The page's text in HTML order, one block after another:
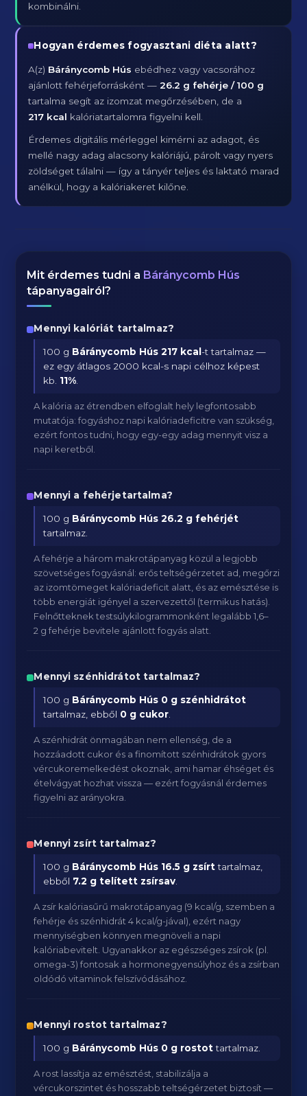
kombinálni.
Hogyan érdemes fogyasztani diéta alatt?
A(z) Báránycomb Hús ebédhez vagy vacsorához
ajánlott fehérjeforrásként —26.2 g fehérje / 100 g
tartalma segít az izomzat megőrzésében, de a
217 kcal kalóriatartalomra figyelni kell.
Érdemes digitális mérleggel kimérni az adagot, és
mellé nagy adag alacsony kalóriájú, párolt vagy nyers
zöldséget tálalni — így a tányér teljes és laktató marad
anélkül, hogy a kalóriakeret kilőne.
Mit érdemes tudni a Báránycomb Hús
tápanyagairól?
Mennyi kalóriát tartalmaz?
100 g Báránycomb Hús 217 kcal-t tartalmaz —
ez egy átlagos 2000 kcal-s napi célhoz képest
kb. 11%
A kalória az étrendben elfoglalt hely legfontosabb
mutatója: fogyáshoz napi kalóriadeficitre van szükség,
ezért fontos tudni, hogy egy-egy adag mennyit visz a
napi keretből.
Mennyi a fehérjetartalma?
100 g Báránycomb Hús 26.2 g fehérjét
tartalmaz.
A fehérje a három makrotápanyag közül a legjobb
szövetséges fogyásnál: erős teltségérzetet ad, megőrzi
az izomtömeget kalóriadeficit alatt, és az emésztése is
több energiát igényel a szervezettől (termikus hatás).
Felnőtteknek testsúlykilogrammonként legalább 1,6–
2 g fehérje bevitele ajánlott fogyás alatt.
Mennyi szénhidrátot tartalmaz?
100 g Báránycomb Hús 0 g szénhidrátot
tartalmaz, ebből 0 g cukor
A szénhidrát önmagában nem ellenség, de a
hozzáadott cukor és a finomított szénhidrátok gyors
vércukoremelkedést okoznak, ami hamar éhséget és
ételvágyat hozhat vissza — ezért fogyásnál érdemes
figyelni az arányokra.
Mennyi zsírt tartalmaz?
100 g Báránycomb Hús 16.5 g zsírttartalmaz,
ebből 7.2 g telített zsírsav
A zsír kalóriasűrű makrotápanyag (9 kcal/g, szemben a
fehérje és szénhidrát 4 kcal/g-jával), ezért nagy
mennyiségben könnyen megnöveli a napi
kalóriabevitelt. Ugyanakkor az egészséges zsírok (pl.
omega-3) fontosak a hormonegyensúlyhoz és a zsírban
oldódó vitaminok felszívódásához.
Mennyi rostot tartalmaz?
100 g Báránycomb Hús 0 g rostottartalmaz.
A rost lassítja az emésztést, stabilizálja a
vércukorszintet és hosszabb teltségérzetet biztosít —